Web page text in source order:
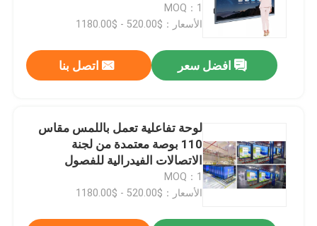
MOQ：1
الأسعار：$520.00 - $1180.00
افضل سعر اتصل بنا
لوحة تفاعلية تعمل باللمس مقاس
110 بوصة معتمدة من لجنة
الاتصالات الفيدرالية للفصول
الدراسية
MOQ：1
الأسعار：$520.00 - $1180.00